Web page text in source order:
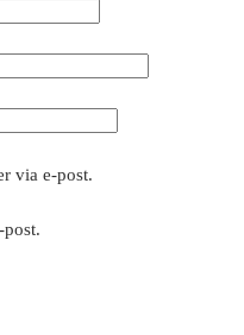
via e-post.